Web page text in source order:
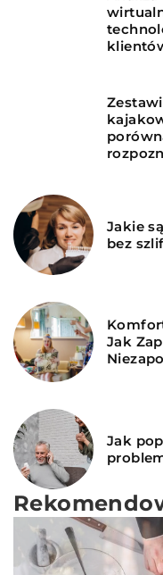
Jakie
bez
Jak
Jak